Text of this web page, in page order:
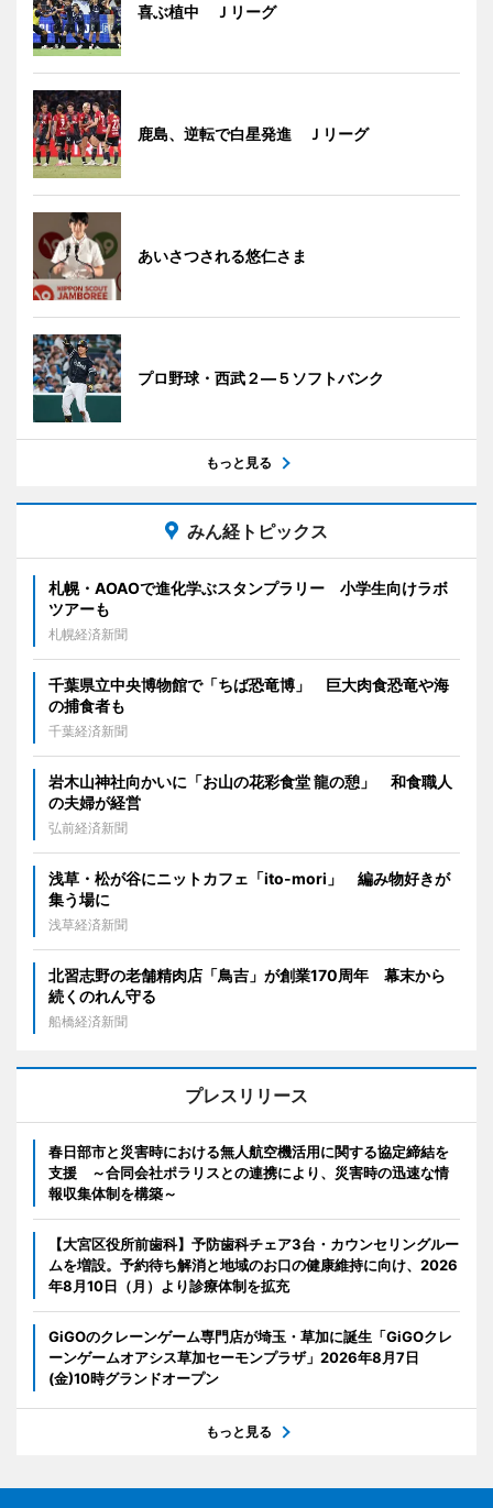
喜ぶ植中 Ｊリーグ
鹿島、逆転で白星発進 Ｊリーグ
あいさつされる悠仁さま
プロ野球・西武２―５ソフトバンク
もっと見る
みん経トピックス
札幌・AOAOで進化学ぶスタンプラリー 小学生向けラボ
ツアーも
札幌経済新聞
千葉県立中央博物館で「ちば恐竜博」 巨大肉食恐竜や海
の捕食者も
千葉経済新聞
岩木山神社向かいに「お山の花彩食堂 龍の憩」 和食職人
の夫婦が経営
弘前経済新聞
浅草・松が谷にニットカフェ「ito-mori」 編み物好きが
集う場に
浅草経済新聞
北習志野の老舗精肉店「鳥吉」が創業170周年 幕末から
続くのれん守る
船橋経済新聞
プレスリリース
春日部市と災害時における無人航空機活用に関する協定締結を
支援 ～合同会社ポラリスとの連携により、災害時の迅速な情
報収集体制を構築～
【大宮区役所前歯科】予防歯科チェア3台・カウンセリングルー
ムを増設。予約待ち解消と地域のお口の健康維持に向け、2026
年8月10日（月）より診療体制を拡充
GiGOのクレーンゲーム専門店が埼玉・草加に誕生「GiGOクレ
ーンゲームオアシス草加セーモンプラザ」2026年8月7日
(金)10時グランドオープン
もっと見る